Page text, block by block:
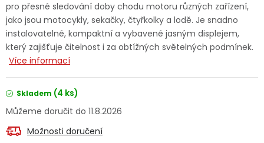
Jaký je aktuální stav mé objednávky?
Velkoobchodní spolupráce (B2B)
pro přesné sledování doby chodu motoru různých zařízení,
jako jsou motocykly, sekačky, čtyřkolky a lodě. Je snadno
instalovatelné, kompaktní a vybavené jasným displejem,
který zajišťuje čitelnost i za obtížných světelných podmínek.
Více informací
Skladem (4 ks)
11.8.2026
Možnosti doručení